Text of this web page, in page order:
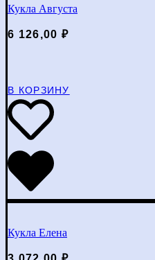
Кукла Августа
6 126,00 ₽
В КОРЗИНУ
Кукла Елена